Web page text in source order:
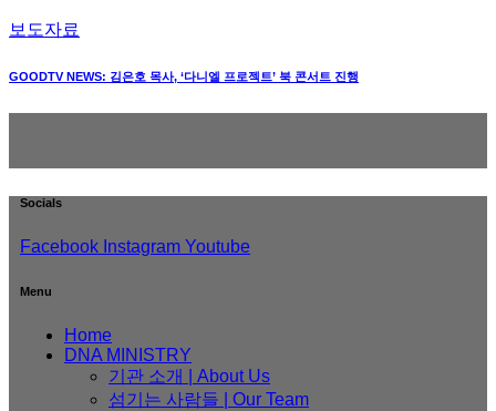
보도자료
GOODTV NEWS: 김은호 목사, ‘다니엘 프로젝트’ 북 콘서트 진행
Socials
Facebook Instagram Youtube
Menu
Home
DNA MINISTRY
기관 소개 | About Us
섬기는 사람들 | Our Team